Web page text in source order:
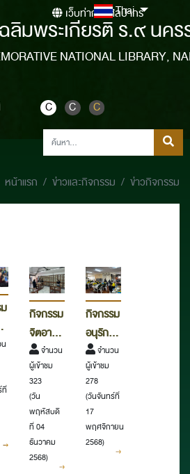
ลิมพระเกียรติ ร.๙ นค
NATIONAL LIBRARY,
เว็บท่ากรมศิลปากร
Thai
C C C
หน้าแรก ข่าวและกิจกรรม ข่าวกิจกรรม
ที่
กิจกรรม
จิตอาสา
ทำความ
สะอาด
เนื่องใน
วันที่ 5
ธันวาคม
พุทธศักราช
2568
จำนวน
ผู้เข้าชม
323
(วัน
พฤหัสบดี
ที่ 04
ธันวาคม
2568)
กิจกรรม
อนุรักษ์
คัมภีร์ใบ
ลาน ณ
วัดแจ้ง
ใน
จังหวัด
นครราชสีมา
จำนวน
ผู้เข้าชม
278
(วันจันทร์ที่
17
พฤศจิกายน
2568)